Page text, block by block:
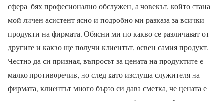
сфера, бях професионално обслужен, а човекът, който стана
мой личен асистент ясно и подробно ми разказа за всички
продукти на фирмата. Обясни ми по какво се различават от
другите и какво ще получи клиентът, освен самия продукт.
Честно да си призная, въпросът за цената на продуктите е
малко противоречив, но след като изслуша служителя на
фирмата, клиентът много бързо си дава сметка, че цената е